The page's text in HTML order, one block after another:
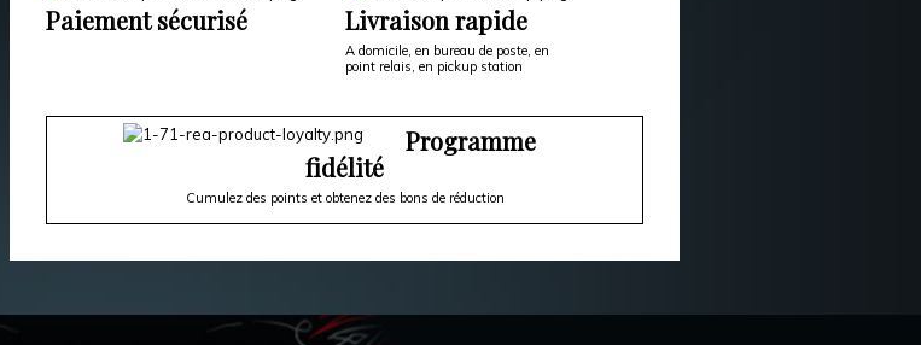
Paiement sécurisé Livraison rapide
A domicile, en bureau de poste, en
point relais, en pickup station
Programme
fidélité
Cumulez des points et obtenez des bons de réduction